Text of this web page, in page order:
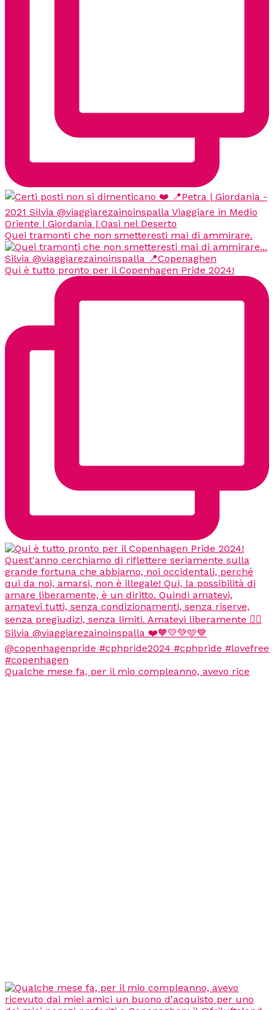
Quei tramonti che non smetteresti mai di ammirare.
Qui è tutto pronto per il Copenhagen Pride 2024!
Qualche mese fa, per il mio compleanno, avevo rice